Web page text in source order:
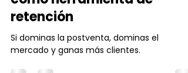
El seguimiento postventa
como herramienta de
retención